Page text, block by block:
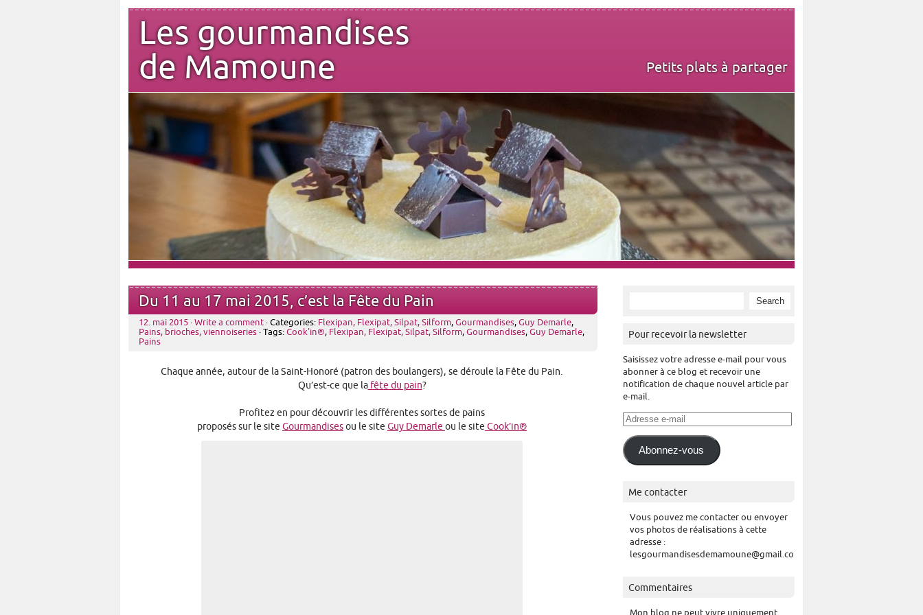
Les gourmandises
de Mamoune
Petits plats à partager
Du 11 au 17 mai 2015, c’est la Fête du Pain
12. mai 2015 · Write a comment · Categories: Flexipan, Flexipat, Silpat, Silform, Gourmandises, Guy Demarle,
Pains, brioches, viennoiseries · Tags: Cook'in®, Flexipan, Flexipat, Silpat, Silform, Gourmandises, Guy Demarle,
Pains
Chaque année, autour de la Saint-Honoré (patron des boulangers), se déroule la Fête du Pain.
Qu’est-ce que lafête du pain?
Profitez en pour découvrir les différentes sortes de pains
proposés sur le site Gourmandises ou le site Guy Demarle ou le site Cook’in®
Pour recevoir la newsletter
Saisissez votre adresse e-mail pour vous
abonner à ce blog et recevoir une
notification de chaque nouvel article par
e-mail.
Adresse
mail
Abonnez-vous
Me contacter
Vous pouvez me contacter ou envoyer
vos photos de réalisations à cette
adresse :
lesgourmandisesdemamoune@gmail.com
Commentaires
Mon blog ne peut vivre uniquement